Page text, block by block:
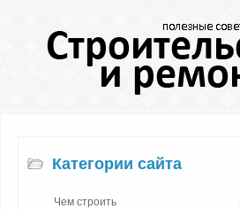
Категории сайта
Чем строить